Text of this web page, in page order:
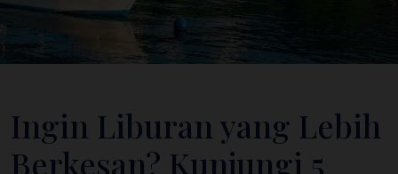
Ingin Liburan yang Lebih
Berkesan? Kunjungi 5